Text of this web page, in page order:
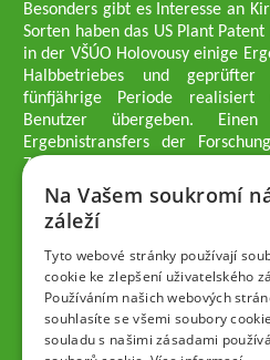
Besonders gibt es Interesse an
Sorten haben das US Plant
in der VŠÚO Holovousy einige
Halbbetriebes und
fünfjährige Periode
Benutzer übergeben.
Ergebnistransfers der
Züchtungsmethodik dar, die
professionelle Obstzüchter
Geschäftsführer der Gesellschaft
Dipl.-Ing. Tomáš Zmeškal
Dipl.-Ing. Jaroslav Vácha
Gesellschafter
Dipl.-Ing. Jan Blažek, CS c.
Dipl.-Ing. Josef Kosina, CS c.
Na Vašem soukromí
záleží
Tyto webové stránky používají
cookie ke zlepšení uživatelského
Používáním našich webových
souhlasíte se všemi soubory
souladu s našimi zásadami